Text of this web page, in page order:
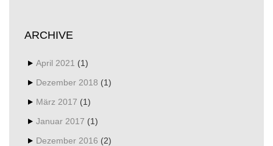
ARCHIVE
April 2021 (1)
Dezember 2018 (1)
März 2017 (1)
Januar 2017 (1)
Dezember 2016 (2)